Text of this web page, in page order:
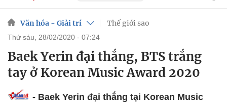
Văn hóa - Giải trí Thế giới sao
thứ sáu, 28/02/2020 - 07:24
Baek Yerin đại thắng, BTS trắng
tay ở Korean Music Award 2020
- Baek Yerin đại thắng tại Korean Music